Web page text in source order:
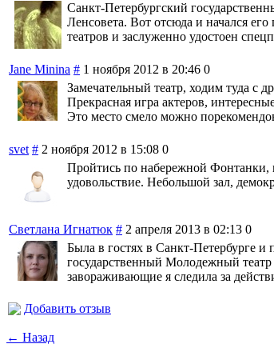
Санкт-Петербургский
Ленсовета. Вот отсюда и начался
театров и заслуженно удостоен
Jane Minina # 1 ноября 2012 в 20:46 0
Замечательный театр, ходим туда с
Прекрасная игра актеров,
Это место смело можно
svet # 2 ноября 2012 в 15:08 0
Пройтись по набережной Фонтанки,
удовольствие. Небольшой зал,
Светлана Игнатюк # 2 апреля 2013 в 02:13 0
Была в гостях в Санкт-Петербурге и
государственный Молодежный театр
завораживающие я следила за
Добавить отзыв
← Назад